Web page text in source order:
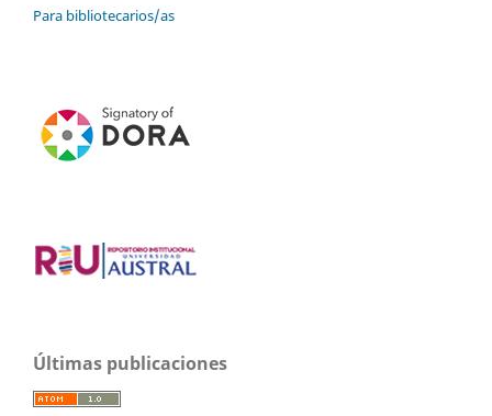
Para bibliotecarios/as
Últimas publicaciones